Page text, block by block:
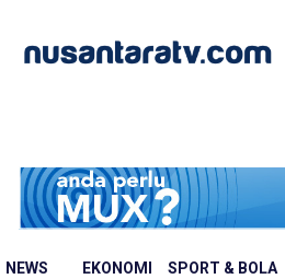
NEWS EKONOMI SPORT & BOLA